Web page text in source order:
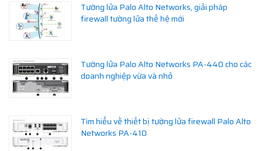
Tường lửa Palo Alto Networks, giải pháp
firewall tường lửa thế hệ mới
Tường lửa Palo Alto Networks PA-440 cho các
doanh nghiệp vừa và nhỏ
Tìm hiểu về thiết bị tường lửa firewall Palo Alto
Networks PA-410